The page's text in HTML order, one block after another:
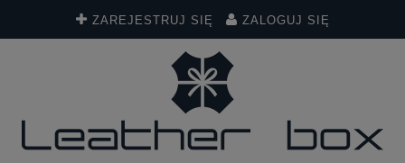
ZAREJESTRUJ SIĘ ZALOGUJ SIĘ